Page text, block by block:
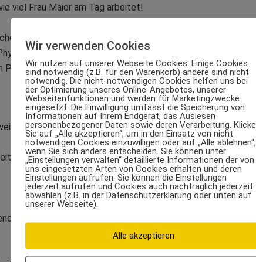
viel Frau Maier am Tag arbeitet!
Beispiele einmal Anhand der normalen
Activity Level). Wir werden dies nach der neuen
PAL Wert.
(z.B. bei Krankheit oder in hohem Alter)
Tätigkeiten (z.B. Hausfrauen, Verkäufer,
Wir verwenden Cookies
Wir nutzen auf unserer Webseite Cookies. Einige Cookies
sind notwendig (z.B. für den Warenkorb) andere sind nicht
notwendig. Die nicht-notwendigen Cookies helfen uns bei
der Optimierung unseres Online-Angebotes, unserer
Webseitenfunktionen und werden für Marketingzwecke
eingesetzt. Die Einwilligung umfasst die Speicherung von
Informationen auf Ihrem Endgerät, das Auslesen
personenbezogener Daten sowie deren Verarbeitung.
Sie auf „Alle akzeptieren“, um in den Einsatz von nicht
notwendigen Cookies einzuwilligen oder auf „Alle ablehnen“,
wenn Sie sich anders entscheiden. Sie können unter
„Einstellungen verwalten“ detaillierte Informationen der von
uns eingesetzten Arten von Cookies erhalten und deren
Einstellungen aufrufen. Sie können die Einstellungen
jederzeit aufrufen und Cookies auch nachträglich jederzeit
abwählen (z.B. in der Datenschutzerklärung oder unten auf
unserer Webseite).
Alle akzeptieren